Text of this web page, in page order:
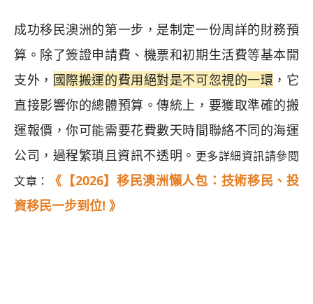
成功移民澳洲的第一步，是制定一份周詳的財務預
算。除了簽證申請費、機票和初期生活費等基本開
支外， 國際搬運的費用絕對是不可忽視的一環 ，它
直接影響你的總體預算。傳統上，要獲取準確的搬
運報價，你可能需要花費數天時間聯絡不同的海運
公司，過程繁瑣且資訊不透明。 更多詳細資訊請參閱
文章：
《【2026】移民澳洲懶人包：技術移民、投
資移民一步到位! 》